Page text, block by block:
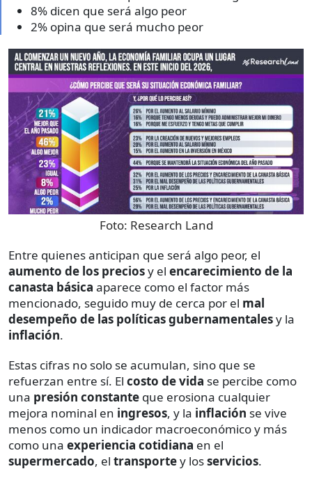
8% dicen que será algo peor
2% opina que será mucho peor
Foto: Research Land
Entre quienes anticipan que será algo peor, el
aumento de los preciosy el encarecimiento de la
canasta básica aparece como el factor más
mencionado, seguido muy de cerca por el mal
desempeño de las políticas gubernamentalesy la
inflación.
Estas cifras no solo se acumulan, sino que se
refuerzan entre sí. El costo de vida se percibe como
una presión constante que erosiona cualquier
mejora nominal en ingresos, y la inflación se vive
menos como un indicador macroeconómico y más
como una experiencia cotidiana en el
supermercado, el transportey losservicios.